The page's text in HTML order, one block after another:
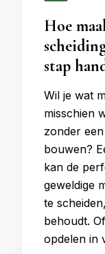
Hoe
stap
​Wil je wat
misschien
zonder
bouwen?
kan de
geweldige
te
behoudt.
opdelen in